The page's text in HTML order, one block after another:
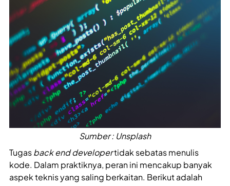
Sumber : Unsplash
Tugasback end developertidak sebatas menulis
kode. Dalam praktiknya, peran ini mencakup banyak
aspek teknis yang saling berkaitan. Berikut adalah